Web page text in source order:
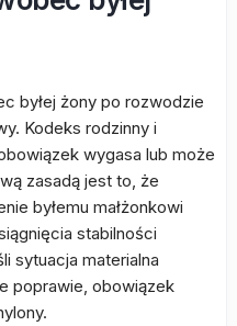
byłej żony po rozwodzie
Kodeks rodzinny i
wygasa lub może
zasadą jest to, że
byłemu małżonkowi
stabilności
sytuacja materialna
poprawie, obowiązek